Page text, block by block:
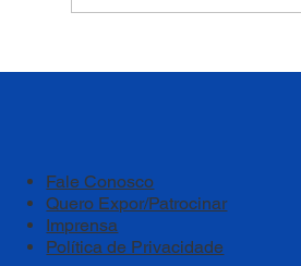
Fale Conosco
Quero Expor/Patrocinar
Imprensa
Política de Privacidade